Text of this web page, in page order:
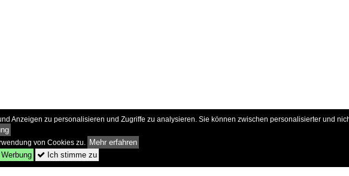
Anzeigen zu personalisieren und Zugriffe zu analysieren. Sie können zwischen personalisierter und
von Cookies zu. Mehr erfahren
 Ich stimme zu